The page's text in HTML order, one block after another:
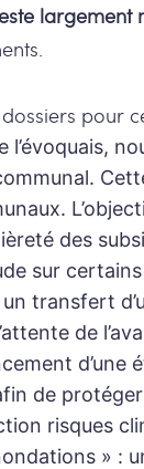
largement
pour
l’évoquais,
des
sur
transfert
de
de
risques
» :